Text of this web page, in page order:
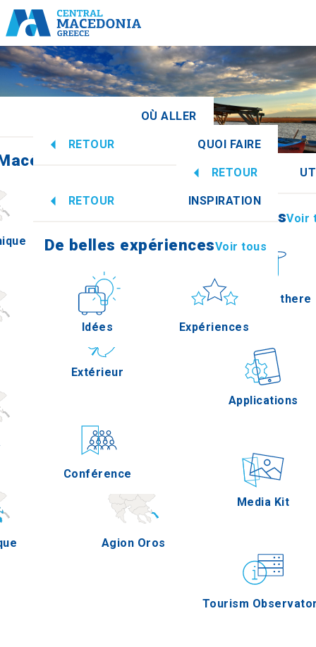
OÙ ALLER
centrale
Imathia
Serres
Agion Oros
RETOUR QUOI FAIRE
Culture
Extérieur Gastronomie
Conférence
RETOUR
InformationsVoir
How to get there
Applications
Media Kit
Tourism
RETOUR INSPIRATION
De belles expériencesVoir tous
Idées Expériences